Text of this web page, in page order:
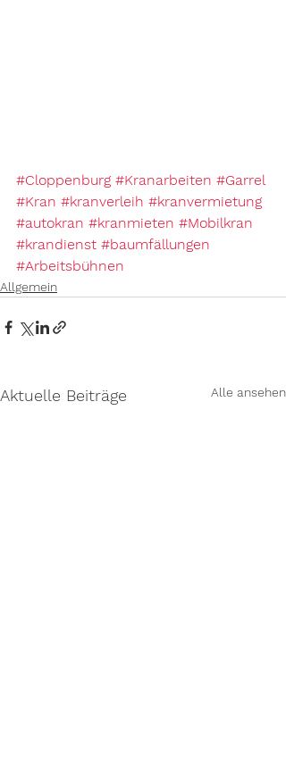
#Cloppenburg #Kranarbeiten #Garrel
#Kran #kranverleih #kranvermietung
#autokran #kranmieten #Mobilkran
#krandienst #baumfällungen
#Arbeitsbühnen
Allgemein
Aktuelle Beiträge Alle ansehen